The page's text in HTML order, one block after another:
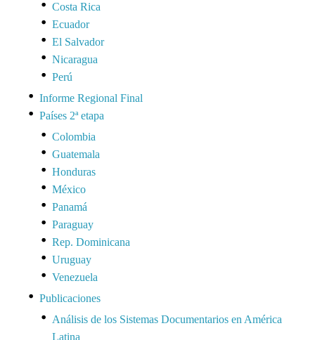
Costa Rica
Ecuador
El Salvador
Nicaragua
Perú
Informe Regional Final
Países 2ª etapa
Colombia
Guatemala
Honduras
México
Panamá
Paraguay
Rep. Dominicana
Uruguay
Venezuela
Publicaciones
Análisis de los Sistemas Documentarios en América
Latina